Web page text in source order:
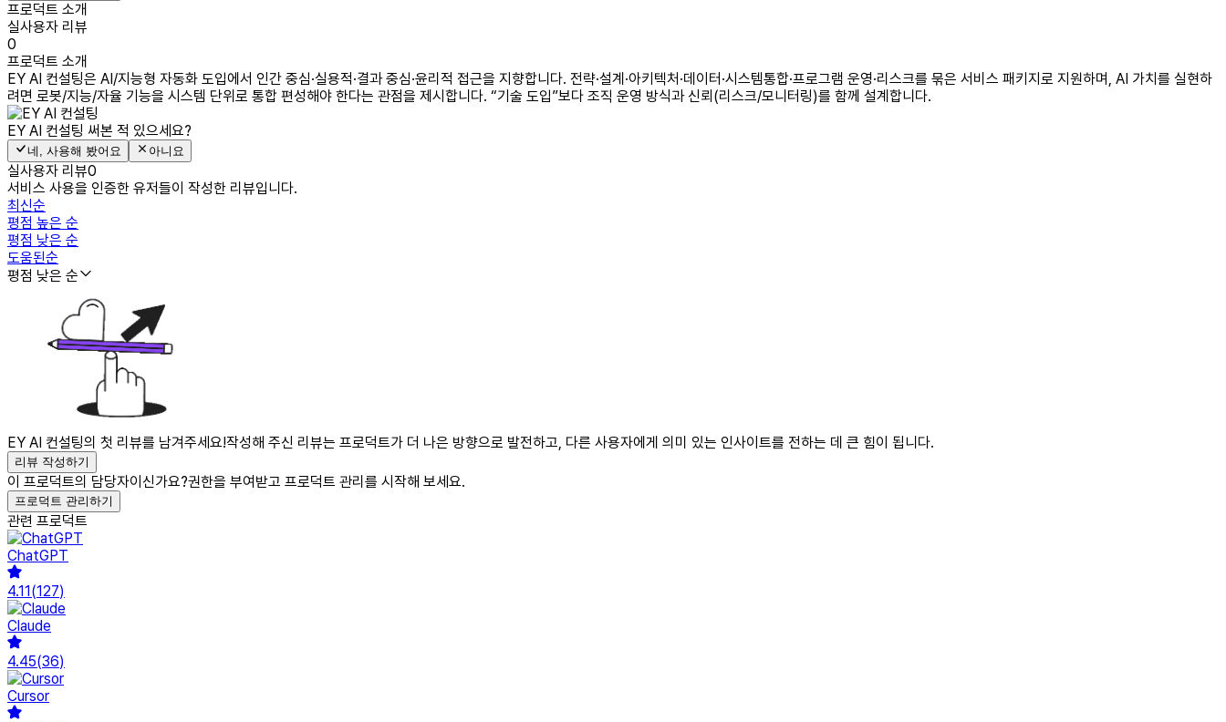
프로덕트 소개
실사용자 리뷰
0
프로덕트 소개
EY AI 컨설팅은 AI/지능형 자동화 도입에서 인간 중심·실용적·결과 중심·윤리적 접근을 지향합니다. 전략·설계·아키텍처·데이터·시스템통합·프로그램 운영·리스크를 묶은 서비스 패키지로 지원하며, AI 가치를 실현하
려면 로봇/지능/자율 기능을 시스템 단위로 통합 편성해야 한다는 관점을 제시합니다. “기술 도입”보다 조직 운영 방식과 신뢰(리스크/모니터링)를 함께 설계합니다.
EY AI 컨설팅 써본 적 있으세요?
네, 사용해 봤어요 아니요
실사용자 리뷰0
서비스 사용을 인증한 유저들이 작성한 리뷰입니다.
최신순
평점 높은 순
평점 낮은 순
도움된순
평점 낮은 순
EY AI 컨설팅의 첫 리뷰를 남겨주세요!작성해 주신 리뷰는 프로덕트가 더 나은 방향으로 발전하고, 다른 사용자에게 의미 있는 인사이트를 전하는 데 큰 힘이 됩니다.
리뷰 작성하기
이 프로덕트의 담당자이신가요?권한을 부여받고 프로덕트 관리를 시작해 보세요.
프로덕트 관리하기
관련 프로덕트
ChatGPT
4.11(127)
Claude
4.45(36)
Cursor